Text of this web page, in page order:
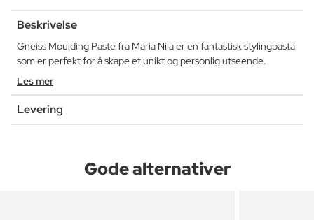
Beskrivelse
Gneiss Moulding Paste fra Maria Nila er en fantastisk stylingpasta
som er perfekt for å skape et unikt og personlig utseende.
Les mer
Levering
Gode alternativer